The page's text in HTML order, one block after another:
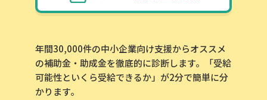
年間30,000件の中小企業向け支援からオススメ
の補助金・助成金を徹底的に診断します。「受給
可能性といくら受給できるか」が2分で簡単に分
かります。